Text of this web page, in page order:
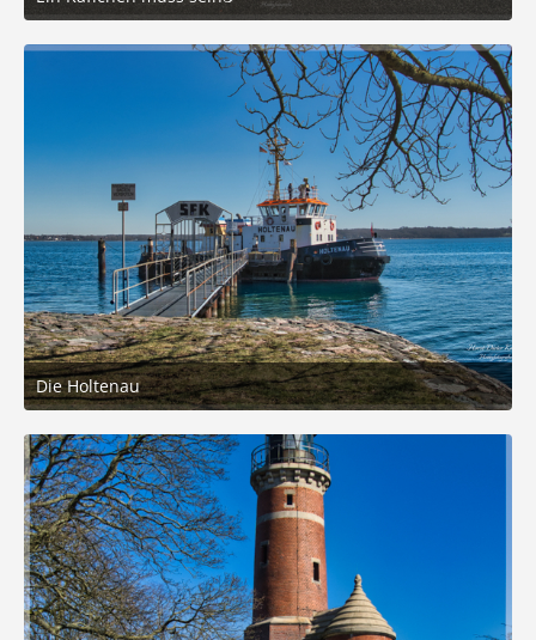
21. März 2025 um 16:11
5
Die Holtenau
21. März 2025 um 16:06
7